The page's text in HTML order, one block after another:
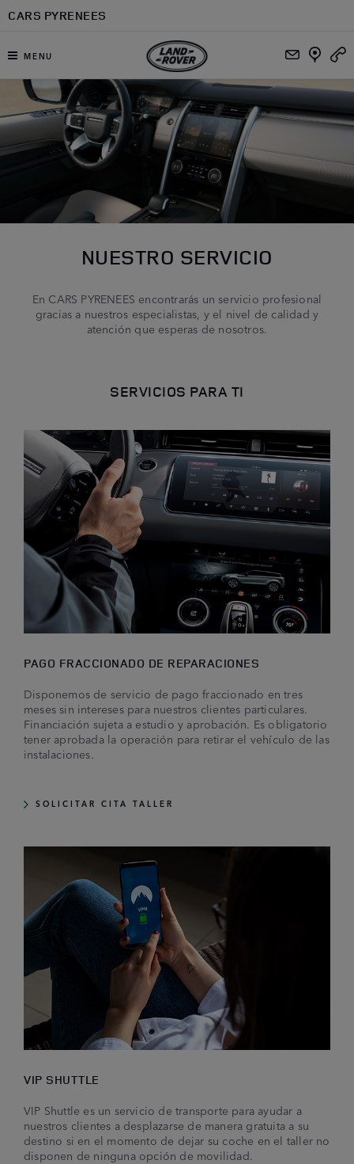
Ir al contenido principal
CARS PYRENEES
MENU
NUESTRO SERVICIO
En CARS PYRENEES encontrarás un servicio profesional
gracias a nuestros especialistas, y el nivel de calidad y
atención que esperas de nosotros.
SERVICIOS PARA TI
PAGO FRACCIONADO DE REPARACIONES
Disponemos de servicio de pago fraccionado en tres
meses sin intereses para nuestros clientes particulares.
Financiación sujeta a estudio y aprobación. Es obligatorio
tener aprobada la operación para retirar el vehículo de las
instalaciones.
SOLICITAR CITA TALLER
VIP SHUTTLE
VIP Shuttle es un servicio de transporte para ayudar a
nuestros clientes a desplazarse de manera gratuita a su
destino si en el momento de dejar su coche en el taller no
disponen de ninguna opción de movilidad.